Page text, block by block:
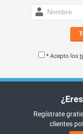
* Acepto los
Regístrate
clientes